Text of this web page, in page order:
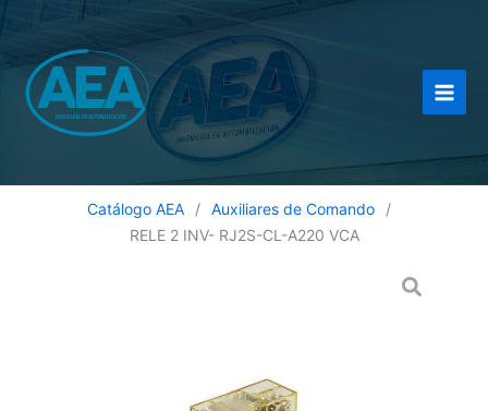
al
contenido
Catálogo AEA / Auxiliares de Comando
/
RELE 2 INV- RJ2S-CL-A220 VCA